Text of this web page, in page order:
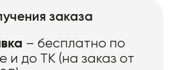
заказа
– бесплатно по
и до ТК (на заказ от